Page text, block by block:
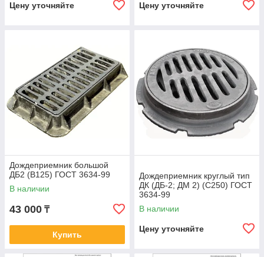
Цену уточняйте Цену уточняйте
Дождеприемник большой
ДБ2 (B125) ГОСТ 3634-99
В наличии
43 000 ₸
Купить
Дождеприемник круглый тип
ДК (ДБ-2; ДМ 2) (C250) ГОСТ
3634-99
В наличии
Цену уточняйте